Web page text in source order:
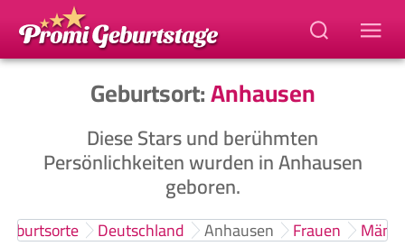
Geburtsort:Anhausen
Diese Stars und berühmten
Persönlichkeiten wurden in Anhausen
geboren.
Deutschland Anhausen Frauen